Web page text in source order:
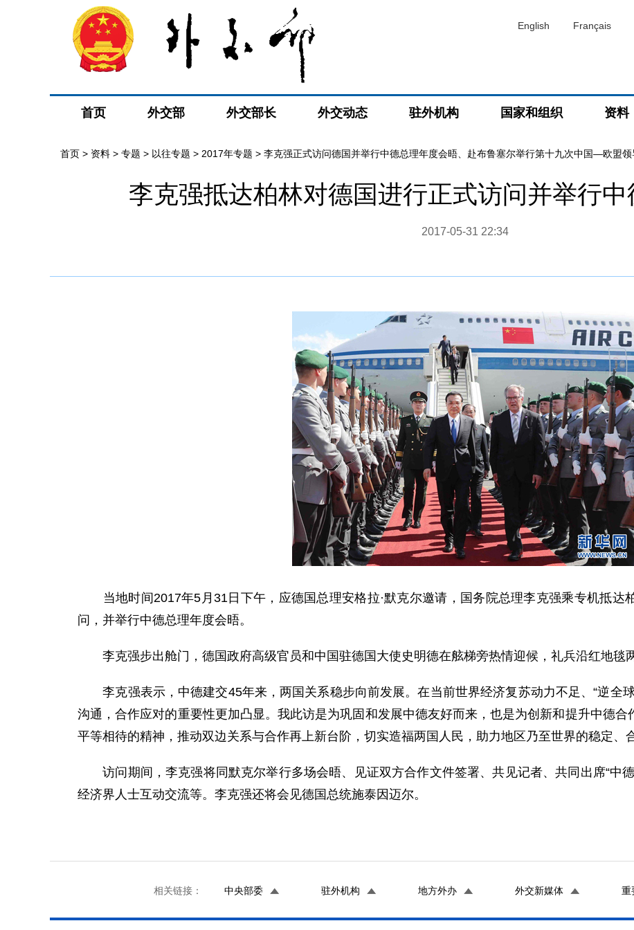
English Français
首页 外交部 外交部长 外交动态 驻外机构 国家和组织 资料
首页 > 资料 > 专题 > 以往专题 > 2017年专题 > 李克强正式访问德国并举行中德总理年度会晤、赴布鲁塞尔举行第十九次中国—欧盟
李克强抵达柏林对德国进行正式访问并举行
2017-05-31 22:34
当地时间2017年5月31日下午，应德国总理安格拉·默克尔邀请，国务院总理李克强乘专机抵达
问，并举行中德总理年度会晤。
李克强步出舱门，德国政府高级官员和中国驻德国大使史明德在舷梯旁热情迎候，礼兵沿红地毯两
李克强表示，中德建交45年来，两国关系稳步向前发展。在当前世界经济复苏动力不足、“逆全
沟通，合作应对的重要性更加凸显。我此访是为巩固和发展中德友好而来，也是为创新和提升中德合
平等相待的精神，推动双边关系与合作再上新台阶，切实造福两国人民，助力地区乃至世界的稳定、
访问期间，李克强将同默克尔举行多场会晤、见证双方合作文件签署、共见记者、共同出席“中
经济界人士互动交流等。李克强还将会见德国总统施泰因迈尔。
相关链接： 中央部委 驻外机构 地方外办 外交新媒体 重